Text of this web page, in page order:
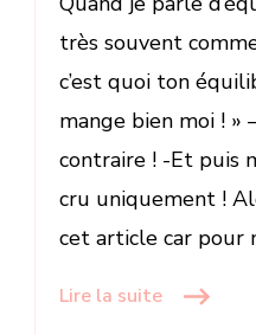
très souvent
c’est quoi ton
mange bien moi ! »
contraire ! -Et puis
cru uniquement !
cet article car pour
Lire la suite